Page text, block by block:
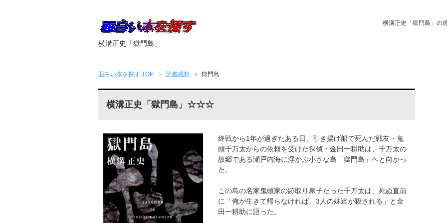
横溝正史「獄門島」
横溝正史「獄門島」の
面白い本を探す TOP 読書感想 獄門島
横溝正史「獄門島」☆☆☆
終戦から1年が過ぎたある日、引き揚げ船で死んだ戦友・鬼
頭千万太からの依頼を受けた探偵・金田一耕助は、千万太の
故郷である瀬戸内海に浮かぶ小さな島「獄門島」へと向かっ
た。
この島の名家鬼頭家の跡取り息子だった千万太は、死ぬ直前
に「俺が生きて帰らなければ、3人の妹達が殺される」と金
田一耕助に語った。